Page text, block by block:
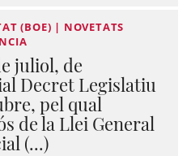
(BOE) | NOVETATS
juliol, de
Decret Legislatiu
pel qual
de la Llei General
(...)